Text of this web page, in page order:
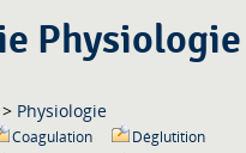
Physiologie
> Physiologie
Coagulation
Déglutition